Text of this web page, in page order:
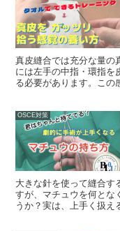
真皮縫合では充分な量の
には左手の中指・環指を
る必要があります。この
OSCE対策
大きな針を使って縫合す
すが、マチュウを何とな
うか？実は、上手く扱え